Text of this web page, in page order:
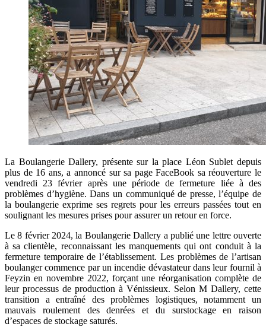
La Boulangerie Dallery, présente sur la place Léon Sublet depuis
plus de 16 ans, a annoncé sur sa page FaceBook sa réouverture le
vendredi 23 février après une période de fermeture liée à des
problèmes d’hygiène. Dans un communiqué de presse, l’équipe de
la boulangerie exprime ses regrets pour les erreurs passées tout en
soulignant les mesures prises pour assurer un retour en force.
Le 8 février 2024, la Boulangerie Dallery a publié une lettre ouverte
à sa clientèle, reconnaissant les manquements qui ont conduit à la
fermeture temporaire de l’établissement. Les problèmes de l’artisan
boulanger commence par un incendie dévastateur dans leur fournil à
Feyzin en novembre 2022, forçant une réorganisation complète de
leur processus de production à Vénissieux. Selon M Dallery, cette
transition a entraîné des problèmes logistiques, notamment un
mauvais roulement des denrées et du surstockage en raison
d’espaces de stockage saturés.